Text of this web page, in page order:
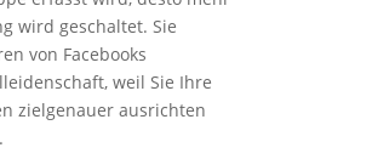
wird geschaltet. Sie
von Facebooks
weil Sie Ihre
zielgenauer ausrichten